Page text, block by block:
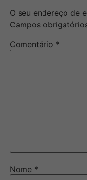
O seu endereço de
Campos
Comentário *
Nome *